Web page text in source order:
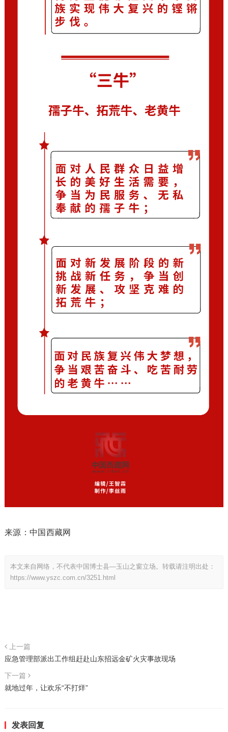
来源：中国西藏网
本文来自网络，不代表中国博士县—玉山之窗立场。转载请注明出处：
https://www.yszc.com.cn/3251.html
上一篇
应急管理部派出工作组赶赴山东招远金矿火灾事故现场
下一篇
就地过年，让欢乐“不打烊”
发表回复